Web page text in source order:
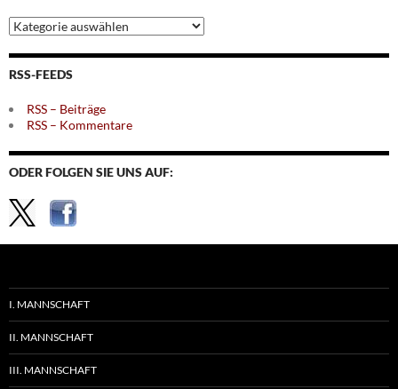
Archiv
nach
Themen
RSS-FEEDS
RSS – Beiträge
RSS – Kommentare
ODER FOLGEN SIE UNS AUF:
I. MANNSCHAFT
II. MANNSCHAFT
III. MANNSCHAFT